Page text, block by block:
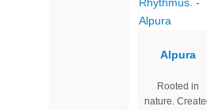
Alpura
Rooted in
nature.